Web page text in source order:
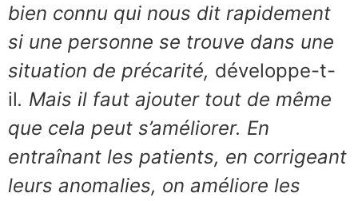
bien connu qui nous dit rapidement
si une personne se trouve dans une
situation de précarité, développe-t-
il. Mais il faut ajouter tout de même
que cela peut s’améliorer. En
entraînant les patients, en corrigeant
leurs anomalies, on améliore les